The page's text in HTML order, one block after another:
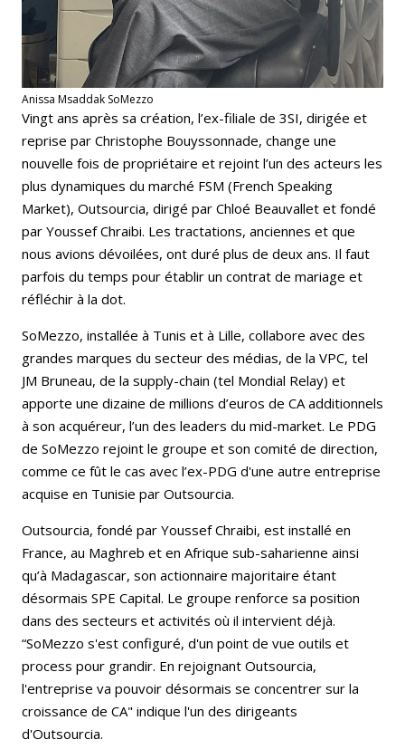
Anissa Msaddak SoMezzo
Vingt ans après sa création, l’ex-filiale de 3SI, dirigée et
reprise par Christophe Bouyssonnade, change une
nouvelle fois de propriétaire et rejoint l’un des acteurs les
plus dynamiques du marché FSM (French Speaking
Market), Outsourcia, dirigé par Chloé Beauvallet et fondé
par Youssef Chraibi. Les tractations, anciennes et que
nous avions dévoilées, ont duré plus de deux ans. Il faut
parfois du temps pour établir un contrat de mariage et
réfléchir à la dot.
SoMezzo, installée à Tunis et à Lille, collabore avec des
grandes marques du secteur des médias, de la VPC, tel
JM Bruneau, de la supply-chain (tel Mondial Relay) et
apporte une dizaine de millions d’euros de CA additionnels
à son acquéreur, l’un des leaders du mid-market. Le PDG
de SoMezzo rejoint le groupe et son comité de direction,
comme ce fût le cas avec l’ex-PDG d'une autre entreprise
acquise en Tunisie par Outsourcia.
Outsourcia, fondé par Youssef Chraibi, est installé en
France, au Maghreb et en Afrique sub-saharienne ainsi
qu’à Madagascar, son actionnaire majoritaire étant
désormais SPE Capital. Le groupe renforce sa position
dans des secteurs et activités où il intervient déjà.
“SoMezzo s'est configuré, d'un point de vue outils et
process pour grandir. En rejoignant Outsourcia,
l'entreprise va pouvoir désormais se concentrer sur la
croissance de CA" indique l'un des dirigeants
d'Outsourcia.